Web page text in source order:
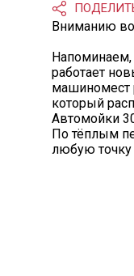
Вниманию
работает
машиномест
который
Автомойки
По тёплым
любую точку